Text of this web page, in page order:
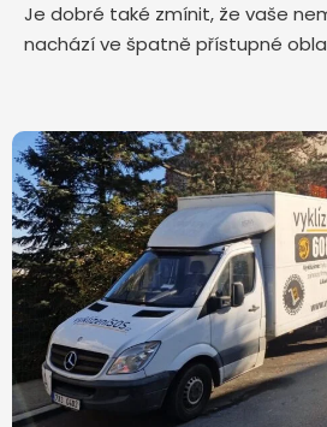
Je dobré také zmínit, že vaše
nachází ve špatně přístupné